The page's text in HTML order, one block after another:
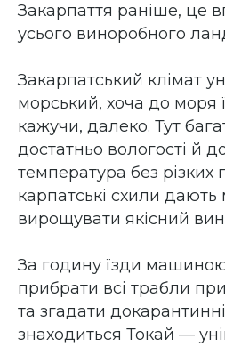
Закарпаття раніше, це
усього виноробного
Закарпатський клімат
морський, хоча до моря
кажучи, далеко. Тут
достатньо вологості й
температура без різких
карпатські схили дають
вирощувати якісний
За годину їзди
прибрати всі трабли
та згадати
знаходиться Токай —